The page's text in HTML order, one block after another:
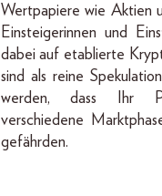
Wertpapiere wie Aktien
Einsteigerinnen und
dabei auf etablierte
sind als reine
werden, dass Ihr
verschiedene
gefährden.